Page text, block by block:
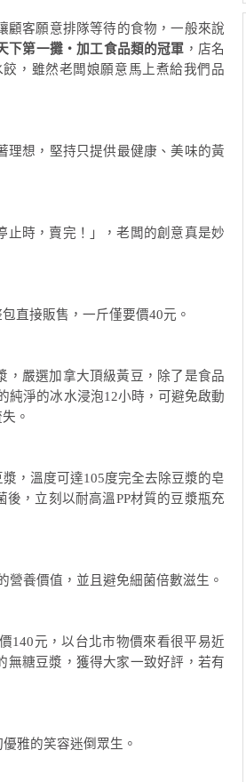
顧客願意排隊等待的食物，一般來說
下第一攤‧加工食品類的冠軍 ，店名
，雖然老闆娘願意馬上煮給我們品
理想，堅持只提供最健康、美味的黃
止時，賣完！」，老闆的創意真是妙
直接販售，一斤僅要價40元。
，嚴選加拿大頂級黃豆，除了是食品
純淨的冰水浸泡12小時，可避免啟動
。
，溫度可達105度完全去除豆漿的皂
，立刻以耐高溫PP材質的豆漿瓶充
養價值，並且避免細菌倍數滋生。
140元，以台北市物價來看很平易近
無糖豆漿，獲得大家一致好評，若有
雅的笑容迷倒眾生。